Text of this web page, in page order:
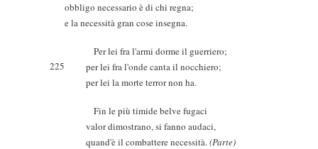
obbligo necessario è di chi regna;
e la necessità gran cose insegna.
Per lei fra l'armi dorme il guerriero;
225
per lei fra l'onde canta il nocchiero;
per lei la morte terror non ha.
Fin le più timide belve fugaci
valor dimostrano, si fanno audaci,
quand'è il combattere necessità.(Parte)